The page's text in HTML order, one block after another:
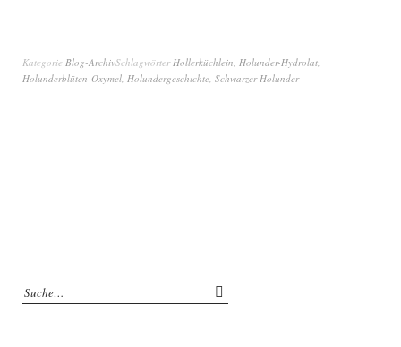
Kategorie Blog-ArchivSchlagwörterHollerküchlein, Holunder-Hydrolat,
Holunderblüten-Oxymel, Holundergeschichte, Schwarzer Holunder